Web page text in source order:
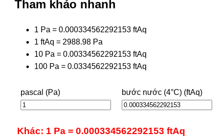
Tham khảo nhanh
1 Pa = 0.000334562292153 ftAq
1 ftAq = 2988.98 Pa
10 Pa = 0.00334562292153 ftAq
100 Pa = 0.0334562292153 ftAq
pascal (Pa) bước nước (4°C) (ftAq)
Khác: 1 Pa = 0.000334562292153 ftAq